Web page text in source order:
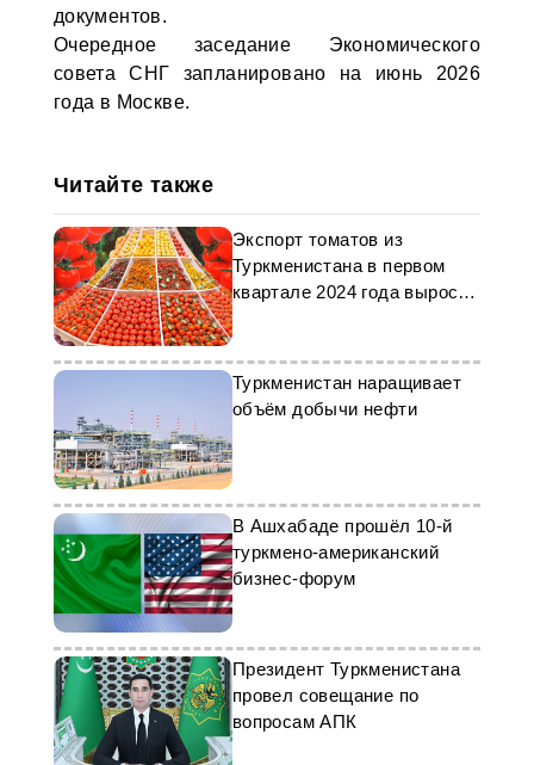
документов.
Очередное заседание Экономического
совета СНГ запланировано на июнь 2026
года в Москве.
Читайте также
Экспорт томатов из
Туркменистана в первом
квартале 2024 года вырос
на 3%
Туркменистан наращивает
объём добычи нефти
В Ашхабаде прошёл 10-й
туркмено-американский
бизнес-форум
Президент Туркменистана
провел совещание по
вопросам АПК